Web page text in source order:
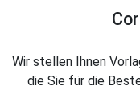
Wir stellen Ihnen
die Sie für die